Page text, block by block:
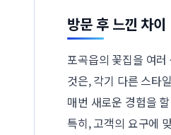
방문 후 느낀 차이
포곡읍의 꽃집을 여
것은, 각기 다른 스타
매번 새로운 경험을
특히, 고객의 요구에